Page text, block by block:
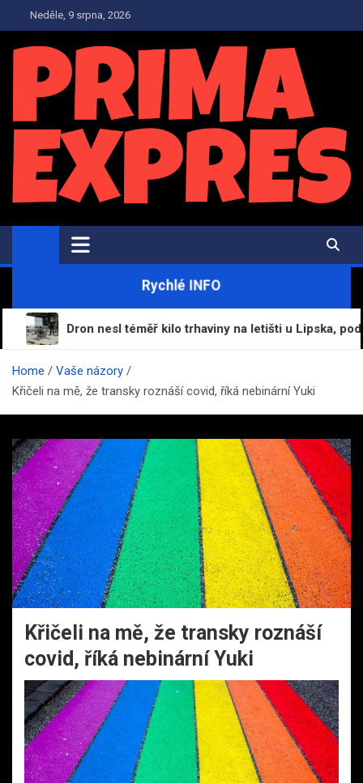
to
content
Neděle, 9 srpna, 2026
PrimaExpres.cz
Informační magazín a novinky
Rychlé INFO
Dron nesl téměř kilo trhaviny na letišti u Lipska, podezření
Home
Vaše názory
Křičeli na mě, že transky roznáší covid, říká nebinární Yuki
Křičeli na mě, že transky roznáší
covid, říká nebinární Yuki